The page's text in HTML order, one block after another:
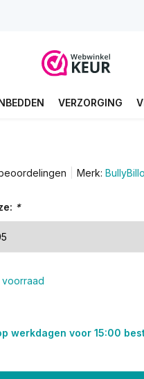
VERZORGING
Merk:
*
voorraad
werkdagen voor 15:00